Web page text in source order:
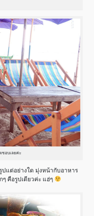
ชอบเลยค่ะ
แต่อย่างใด มุ่งหน้ากับอาหาร
คือรูปเดียวค่ะ แฮ่ๆ